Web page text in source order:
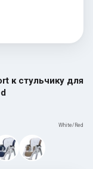
к стульчику для
White/Red